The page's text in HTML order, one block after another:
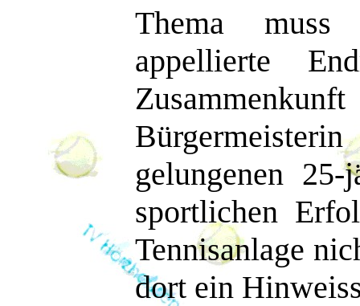
Thema muss
appellierte
gelungenen
sportlichen
Tennisanlage
dort ein